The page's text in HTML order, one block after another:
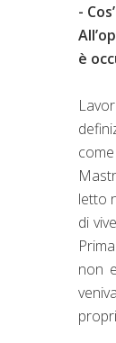
-
è
letto
di
non